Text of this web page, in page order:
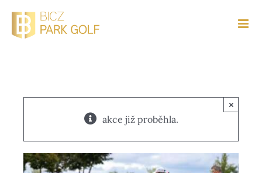
obsah
akce již proběhla.
×